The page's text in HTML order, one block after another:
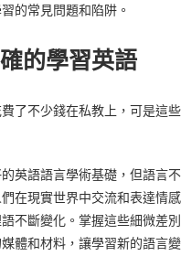
的常見問題和陷阱。
的學習英語
了不少錢在私教上，可是這些
英語語言學術基礎，但語言不
在現實世界中交流和表達情感
不斷變化。掌握這些細微差別
體和材料，讓學習新的語言變